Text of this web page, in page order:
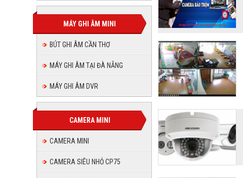
MÁY GHI ÂM MINI
BÚT GHI ÂM CẦN THƠ
MÁY GHI ÂM TẠI ĐÀ NẴNG
MÁY GHI ÂM DVR
CAMERA MINI
CAMERA MINI
CAMERA SIÊU NHỎ CP75